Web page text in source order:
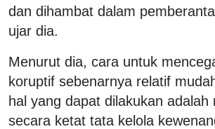
dan dihambat dalam
ujar dia.
Menurut dia, cara untuk
koruptif sebenarnya relatif
hal yang dapat dilakukan adalah
secara ketat tata kelola